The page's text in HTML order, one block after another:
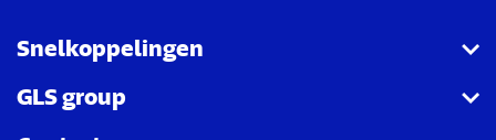
Snelkoppelingen
GLS API
GLS group